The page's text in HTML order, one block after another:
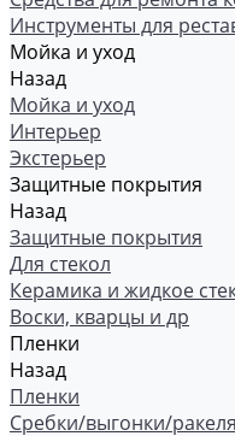
Инструменты для
Мойка и уход
Назад
Мойка и уход
Интерьер
Экстерьер
Защитные покрытия
Назад
Защитные покрытия
Для стекол
Керамика и жидкое
Воски, кварцы и др
Пленки
Назад
Пленки
Сребки/выгонки/ракеля